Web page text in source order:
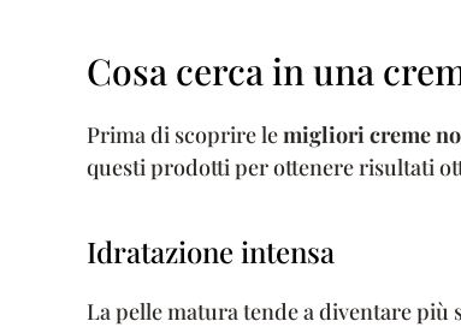
Cosa cerca in una
Prima di scoprire lemigliori creme
questi prodotti per ottenere risultati
Idratazione intensa
La pelle matura tende a diventare più